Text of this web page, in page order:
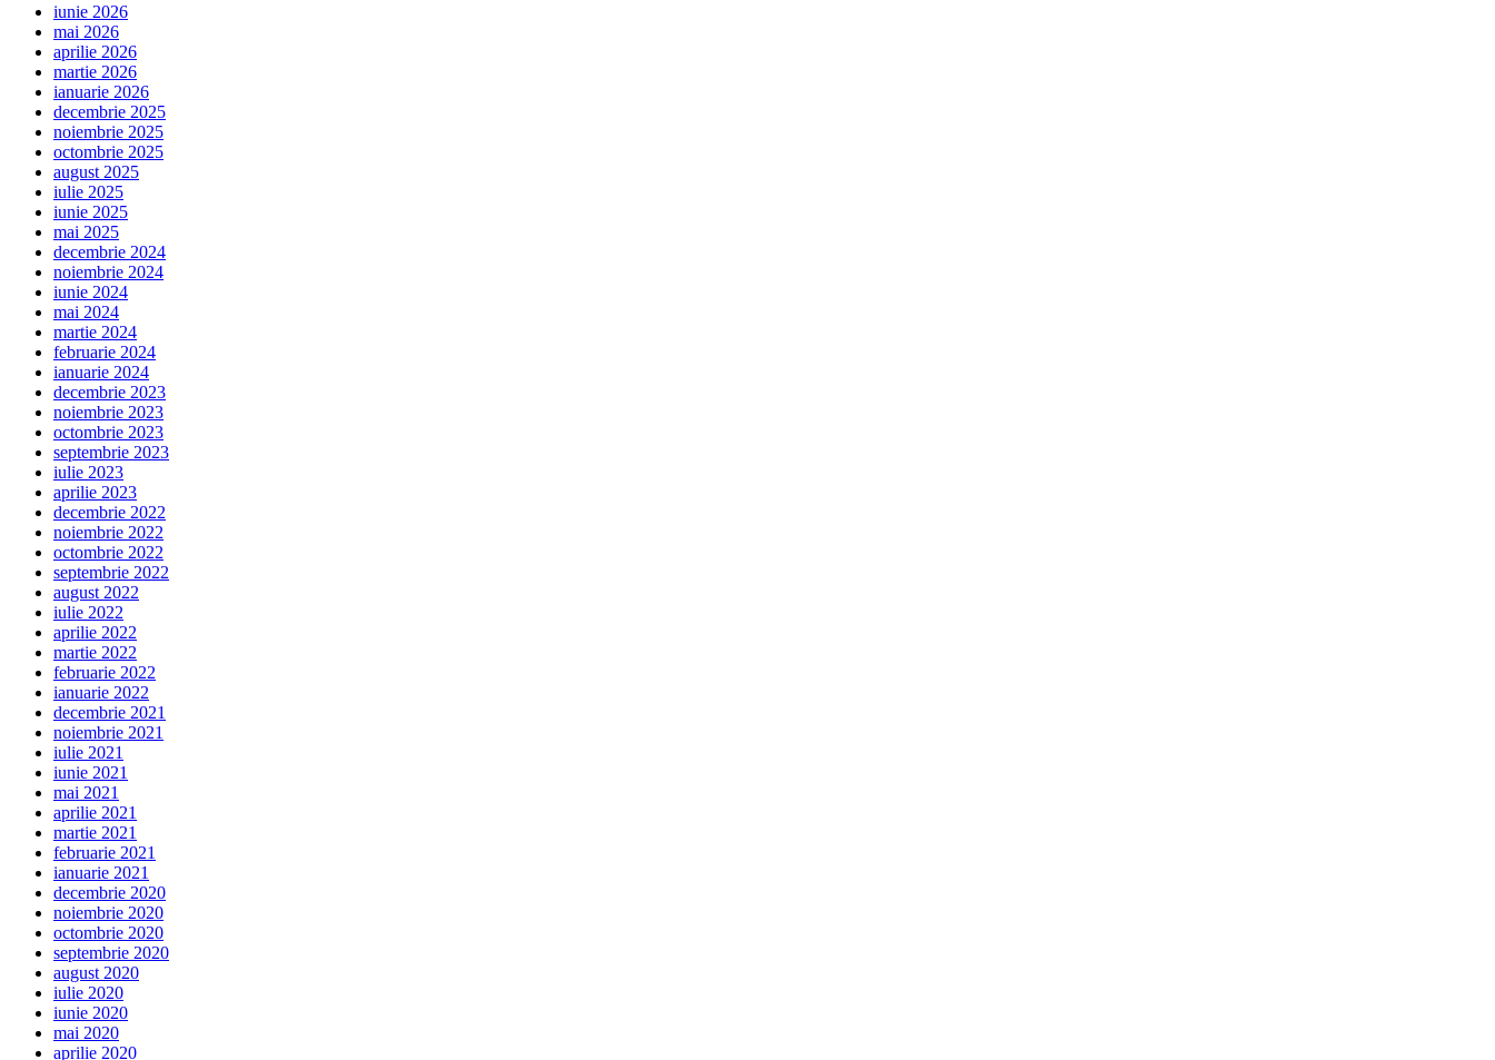
iunie 2026
mai 2026
aprilie 2026
martie 2026
ianuarie 2026
decembrie 2025
noiembrie 2025
octombrie 2025
august 2025
iulie 2025
iunie 2025
mai 2025
decembrie 2024
noiembrie 2024
iunie 2024
mai 2024
martie 2024
februarie 2024
ianuarie 2024
decembrie 2023
noiembrie 2023
octombrie 2023
septembrie 2023
iulie 2023
aprilie 2023
decembrie 2022
noiembrie 2022
octombrie 2022
septembrie 2022
august 2022
iulie 2022
aprilie 2022
martie 2022
februarie 2022
ianuarie 2022
decembrie 2021
noiembrie 2021
iulie 2021
iunie 2021
mai 2021
aprilie 2021
martie 2021
februarie 2021
ianuarie 2021
decembrie 2020
noiembrie 2020
octombrie 2020
septembrie 2020
august 2020
iulie 2020
iunie 2020
mai 2020
aprilie 2020